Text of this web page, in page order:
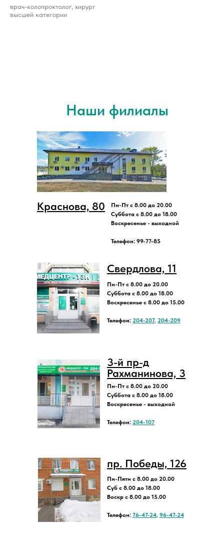
врач-колопроктолог, хирург
высшей категории
Наши филиалы
Свердлова, 11
Пн-Пт с 8.00 до 20.00
Суббота с 8.00 до 18.00
Воскресенье с 8.00 до 15.00
Телефон: 204-207, 204-209
Краснова, 80
Пн-Пт с 8.00 до 20.00
Суббота с 8.00 до 18.00
Воскресенье - выходной
Телефон: 99-77-85
3-й пр-д
Рахманинова, 3
Пн-Пт с 8.00 до 20.00
Суббота с 8.00 до 18.00
Воскресенье - выходной
Телефон: 204-107
пр. Победы, 126
Пн-Пятн с 8.00 до 20.00
Суб с 8.00 до 18.00
Воскр с 8.00 до 15.00
Телефон: 76-47-24, 96-47-24